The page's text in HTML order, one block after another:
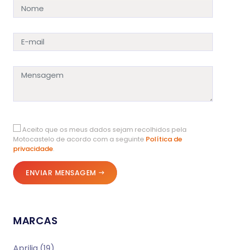
Aceito que os meus dados sejam recolhidos pela
Motocastelo de acordo com a seguinte Política de
privacidade.
ENVIAR MENSAGEM
MARCAS